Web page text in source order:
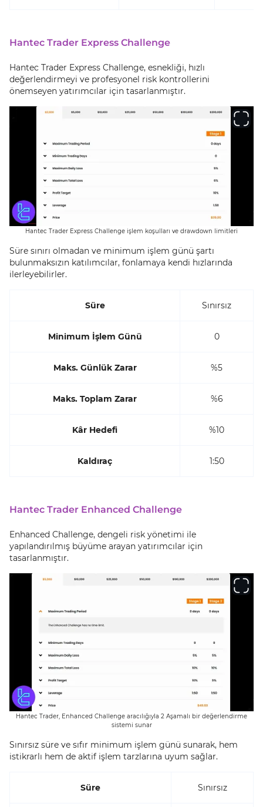
Hantec Trader Express Challenge
Hantec Trader Express Challenge, esnekliği, hızlı
değerlendirmeyi ve profesyonel risk kontrollerini
önemseyen yatırımcılar için tasarlanmıştır.
Hantec Trader Express Challenge işlem koşulları ve drawdown limitleri
Süre sınırı olmadan ve minimum işlem günü şartı
bulunmaksızın katılımcılar, fonlamaya kendi hızlarında
ilerleyebilirler.
Süre Sınırsız
Minimum İşlem Günü 0
Maks. Günlük Zarar %5
Maks. Toplam Zarar %6
Kâr Hedefi %10
Kaldıraç 1:50
Hantec Trader Enhanced Challenge
Enhanced Challenge, dengeli risk yönetimi ile
yapılandırılmış büyüme arayan yatırımcılar için
tasarlanmıştır.
Hantec Trader, Enhanced Challenge aracılığıyla 2 Aşamalı bir değerlendirme
sistemi sunar
Sınırsız süre ve sıfır minimum işlem günü sunarak, hem
istikrarlı hem de aktif işlem tarzlarına uyum sağlar.
Süre Sınırsız